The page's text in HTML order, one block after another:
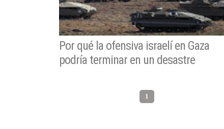
Por qué la ofensiva israelí en Gaza
podría terminar en un desastre
1